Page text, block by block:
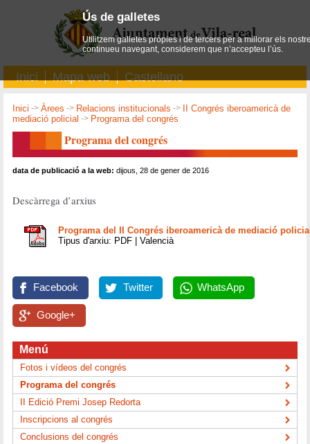
Inici Mapa web Castellano
Inici ->Àrees -> Relacions institucionals ->
II Congrés iberoamericà de
mediació policial -> Programa del congrés
Programa del congrés
data de publicació a la web: dijous, 28 de gener de 2016
Descàrrega d’arxius
Programa del II Congrés iberoamericà de mediació
Tipus d'arxiu: PDF | Valencià
Facebook Twitter WhatsApp
Google+
Menú
Fotos i vídeos del congrés
Programa del congrés
II Edició Premi Josep Redorta
Inscripcions al congrés
Conclusions del congrés
Ús de galletes
Utilitzem galletes pròpies i de tercers per a millorar els
continueu navegant, considerem que n’accepteu l’ús.